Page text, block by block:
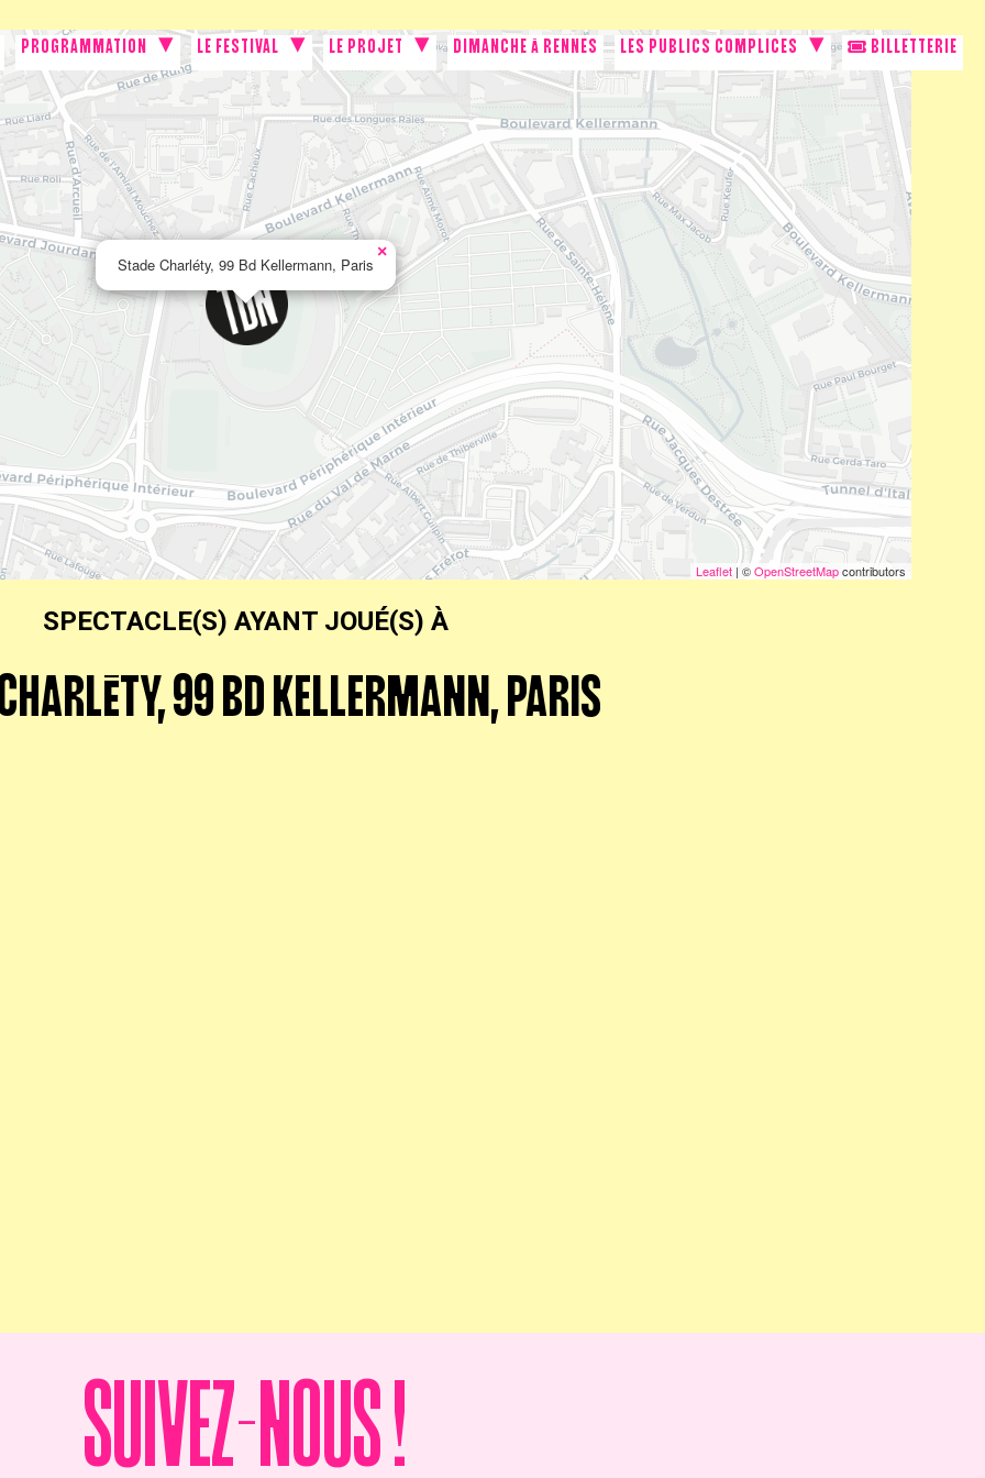
PROGRAMMATION LE FESTIVAL LE PROJET DIMANCHE À RENNES LES PUBLICS COMPLICES
BILLETTERIE
Stade Charléty, 99 Bd Kellermann, Paris
×
Leaflet| ©OpenStreetMapcontributors
SPECTACLE(S) AYANT JOUÉ(S) À
99 BD KELLERMANN, PARIS
Suivez-nous !